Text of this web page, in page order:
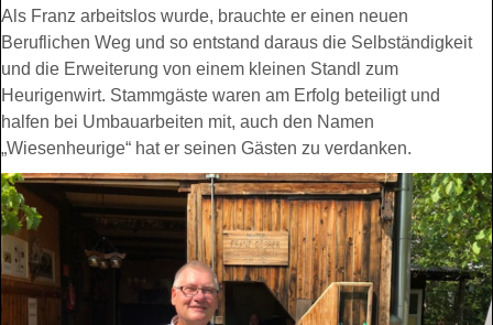
Als Franz arbeitslos wurde, brauchte er einen neuen
Beruflichen Weg und so entstand daraus die Selbständigkeit
und die Erweiterung von einem kleinen Standl zum
Heurigenwirt. Stammgäste waren am Erfolg beteiligt und
halfen bei Umbauarbeiten mit, auch den Namen
„Wiesenheurige“ hat er seinen Gästen zu verdanken.